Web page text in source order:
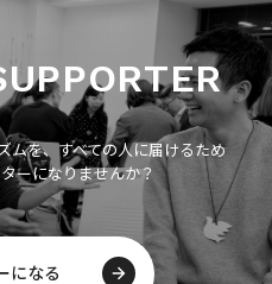
ムを、すべての人に届けるため
ーになりませんか？
になる